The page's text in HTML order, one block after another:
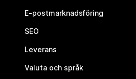
E-postmarknadsföring
SEO
Leverans
Valuta och språk